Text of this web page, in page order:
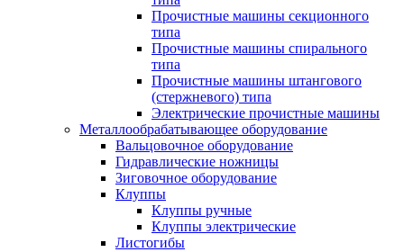
Прочистные машины секционного
типа
Прочистные машины спирального
типа
Прочистные машины штангового
(стержневого) типа
Электрические прочистные машины
Металлообрабатывающее оборудование
Вальцовочное оборудование
Гидравлические ножницы
Зиговочное оборудование
Клуппы
Клуппы ручные
Клуппы электрические
Листогибы